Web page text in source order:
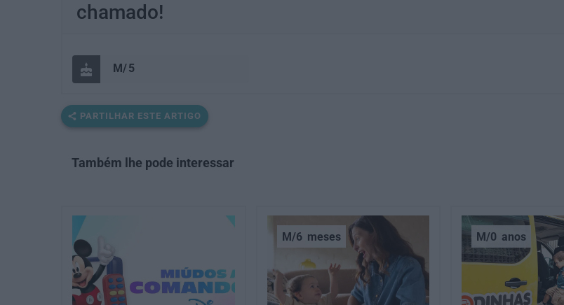
chamado!
5
PARTILHAR ESTE ARTIGO
Também lhe pode interessar
M/6 meses M/0 anos